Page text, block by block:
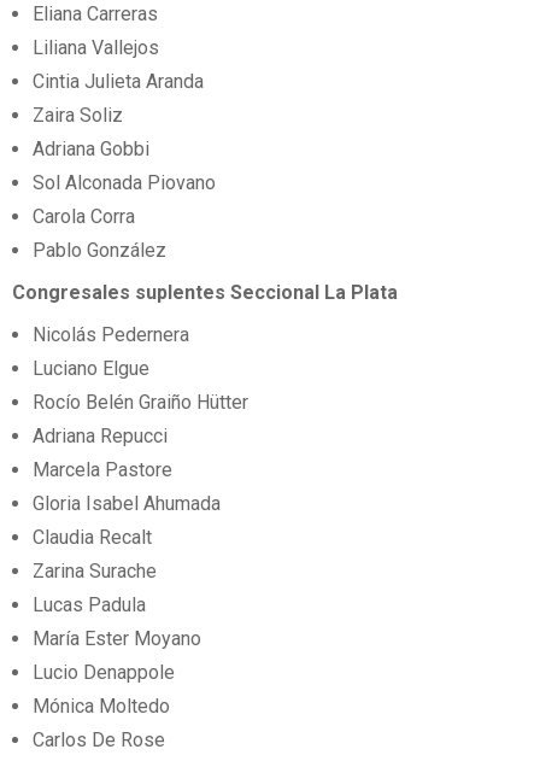
Eliana Carreras
Liliana Vallejos
Cintia Julieta Aranda
Zaira Soliz
Adriana Gobbi
Sol Alconada Piovano
Carola Corra
Pablo González
Congresales suplentes Seccional La Plata
Nicolás Pedernera
Luciano Elgue
Rocío Belén Graiño Hütter
Adriana Repucci
Marcela Pastore
Gloria Isabel Ahumada
Claudia Recalt
Zarina Surache
Lucas Padula
María Ester Moyano
Lucio Denappole
Mónica Moltedo
Carlos De Rose